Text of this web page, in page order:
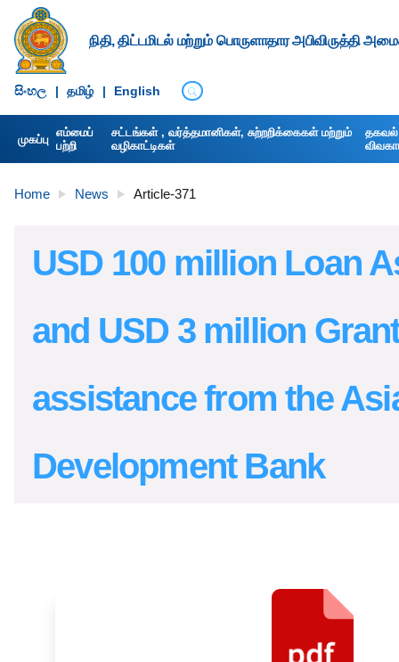
நிதி, திட்டமிடல் மற்றும் பொருளாதார அபிவிருத்தி
සිංහ​ල | தமிழ் | English
முகப்பு எம்மைப்
பற்றி
சட்டங்கள் , வர்த்தமானிகள், சுற்றறிக்கைகள் மற்றும்
வழிகாட்டிகள்
தகவல்
Home News Article-371
USD 100 million Loan
and USD 3 million
assistance from the
Development Bank